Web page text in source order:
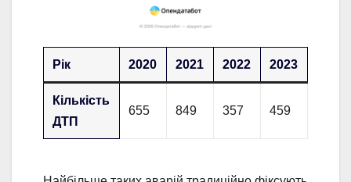
Рік 2020 2021 2022 2023
Кількість
ДТП
655 849 357 459